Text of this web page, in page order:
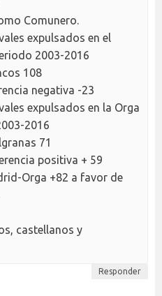
Comunero.
expulsados en el
2003-2016
108
negativa -23
expulsados en la Orga
2016
71
positiva + 59
Orga +82 a favor de
castellanos y
Responder